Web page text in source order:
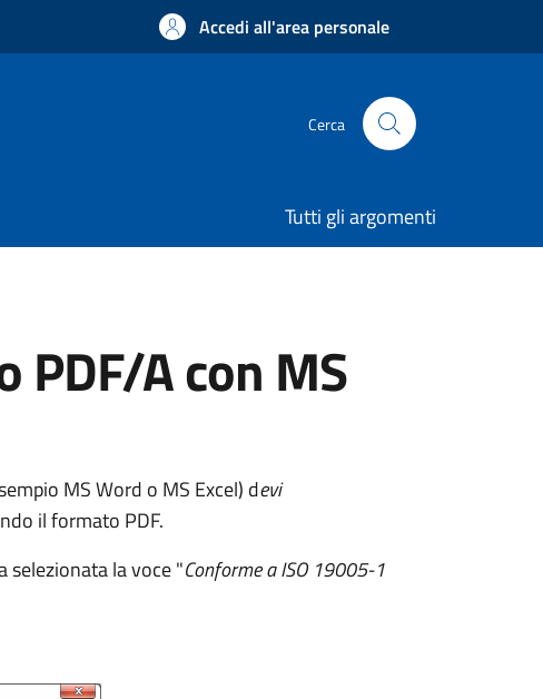
Accedi all'area personale
Cerca
Tutti gli argomenti
PDF/A con MS
MS Word o MS Excel) devi
il formato PDF.
selezionata la voce "Conforme a ISO 19005-1